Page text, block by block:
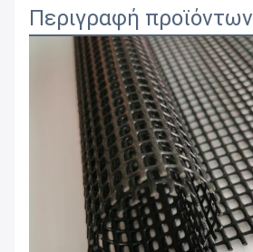
Περιγραφή προϊόντων